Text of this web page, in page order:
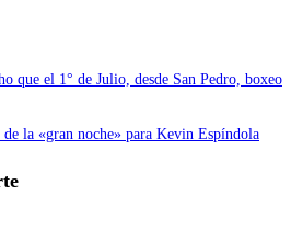
que el 1° de Julio, desde San Pedro, boxeo
de la «gran noche» para Kevin Espíndola